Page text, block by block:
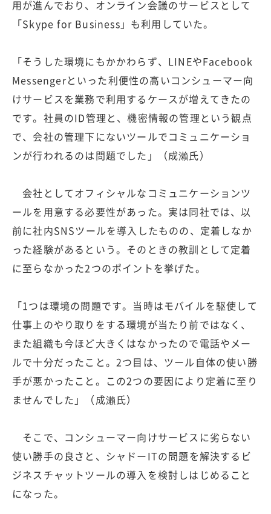
用が進んでおり、オンライン会議のサービスとして
「Skype for Business」も利用していた。
「そうした環境にもかかわらず、LINEやFacebook
Messengerといった利便性の高いコンシューマー向
けサービスを業務で利用するケースが増えてきたの
です。社員のID管理と、機密情報の管理という観点
で、会社の管理下にないツールでコミュニケーショ
ンが行われるのは問題でした」（成瀨氏）
会社としてオフィシャルなコミュニケーションツ
ールを用意する必要性があった。実は同社では、以
前に社内SNSツールを導入したものの、定着しなか
った経験があるという。そのときの教訓として定着
に至らなかった2つのポイントを挙げた。
「1つは環境の問題です。当時はモバイルを駆使して
仕事上のやり取りをする環境が当たり前ではなく、
また組織も今ほど大きくはなかったので電話やメー
ルで十分だったこと。2つ目は、ツール自体の使い勝
手が悪かったこと。この2つの要因により定着に至り
ませんでした」（成瀨氏）
そこで、コンシューマー向けサービスに劣らない
使い勝手の良さと、シャドーITの問題を解決するビ
ジネスチャットツールの導入を検討しはじめること
になった。